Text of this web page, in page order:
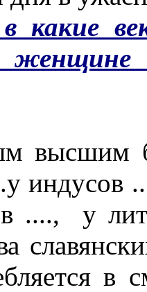
в какие
высшим
индусов
...., у
в